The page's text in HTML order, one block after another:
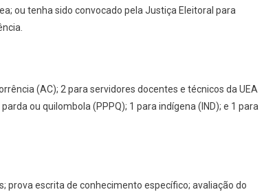
ou tenha sido convocado pela Justiça Eleitoral para
(AC); 2 para servidores docentes e técnicos da UEA
ou quilombola (PPPQ); 1 para indígena (IND); e 1 para
prova escrita de conhecimento específico; avaliação do